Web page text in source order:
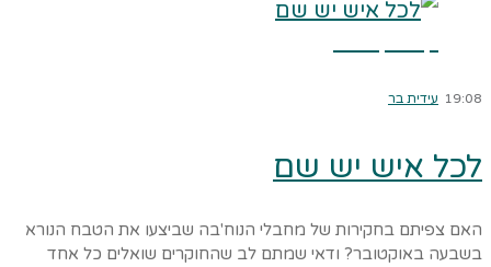
19:08 עידית בר
לכל איש יש שם
האם צפיתם בחקירות של מחבלי הנוח'בה שביצעו את הטבח הנורא
בשבעה באוקטובר? ודאי שמתם לב שהחוקרים שואלים כל אחד